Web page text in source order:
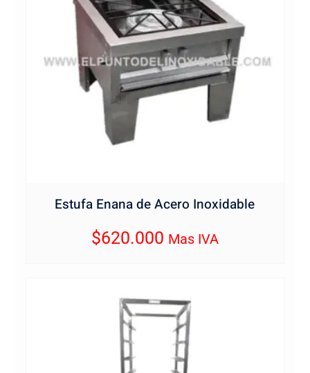
Estufa Enana de Acero Inoxidable
$620.000 Mas IVA